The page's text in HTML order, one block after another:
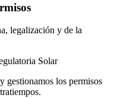
legalización y de la
Solar
gestionamos los permisos